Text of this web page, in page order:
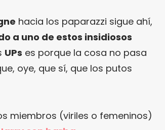
hacia los paparazzi sigue ahí,
a uno de estos insidiosos
UPs es porque la cosa no pasa
oye, que sí, que los putos
miembros (viriles o femeninos)